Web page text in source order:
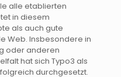
alle etablierten
in diesem
als auch gute
Web. Insbesondere in
oder anderen
hat sich Typo3 als
durchgesetzt.